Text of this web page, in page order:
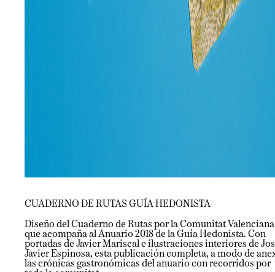
CUADERNO DE RUTAS GUÍA HEDONISTA
Diseño del Cuaderno de Rutas por la Comunitat
que acompaña al Anuario 2018 de la Guía Hedonista. Con
portadas de Javier Mariscal e ilustraciones interiores de
Javier Espinosa, esta publicación completa, a modo de
las crónicas gastronómicas del anuario con recorridos por